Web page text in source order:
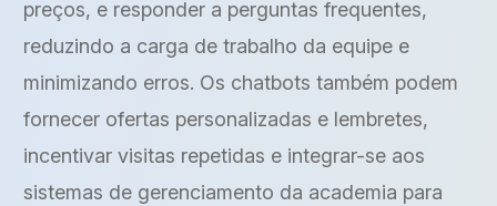
preços, e responder a perguntas frequentes,
reduzindo a carga de trabalho da equipe e
minimizando erros. Os chatbots também podem
fornecer ofertas personalizadas e lembretes,
incentivar visitas repetidas e integrar-se aos
sistemas de gerenciamento da academia para